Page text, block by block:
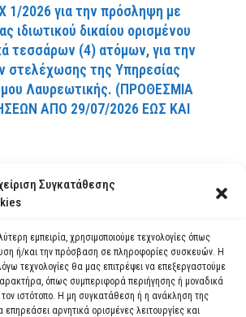
Συγκατάθεσης
εμπειρία, χρησιμοποιούμε τεχνολογίες όπως
ή/και την πρόσβαση σε πληροφορίες συσκευών. Η
τεχνολογίες θα μας επιτρέψει να επεξεργαστούμε
όπως συμπεριφορά περιήγησης ή μοναδικά
ιστότοπο. Η μη συγκατάθεση ή η ανάκληση της
αρνητικά ορισμένες λειτουργίες και
1/2026 για την πρόσληψη με
ιδιωτικού δικαίου ορισμένου
τεσσάρων (4) ατόμων, για την
στελέχωσης της Υπηρεσίας
Λαυρεωτικής. (ΠPOΘEΣMIA
AΠO 29/07/2026 EΩΣ KAI